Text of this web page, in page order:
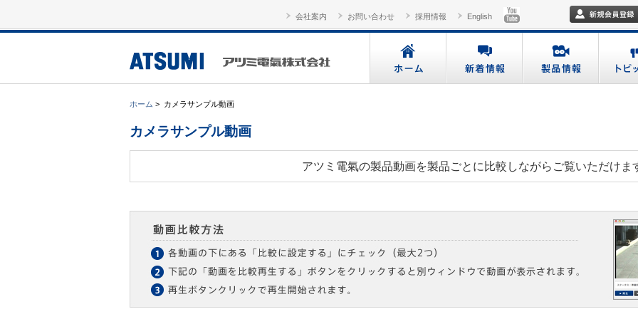
会社案内 お問い合わせ 採用情報 English
ホーム > カメラサンプル動画
カメラサンプル動画
アツミ電氣の製品動画を製品ごとに比較しながらご覧いただけま